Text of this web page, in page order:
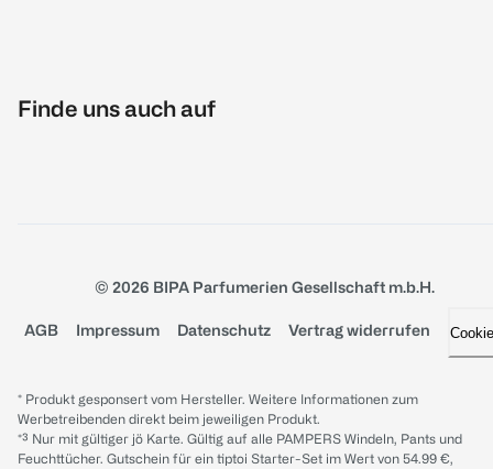
Finde uns auch auf
© 2026 BIPA Parfumerien Gesellschaft m.b.H.
AGB Impressum Datenschutz Vertrag widerrufen
* Produkt gesponsert vom Hersteller. Weitere Informationen zum
Werbetreibenden direkt beim jeweiligen Produkt.
*³ Nur mit gültiger jö Karte. Gültig auf alle PAMPERS Windeln, Pants und
Feuchttücher. Gutschein für ein tiptoi Starter-Set im Wert von 54.99 €,